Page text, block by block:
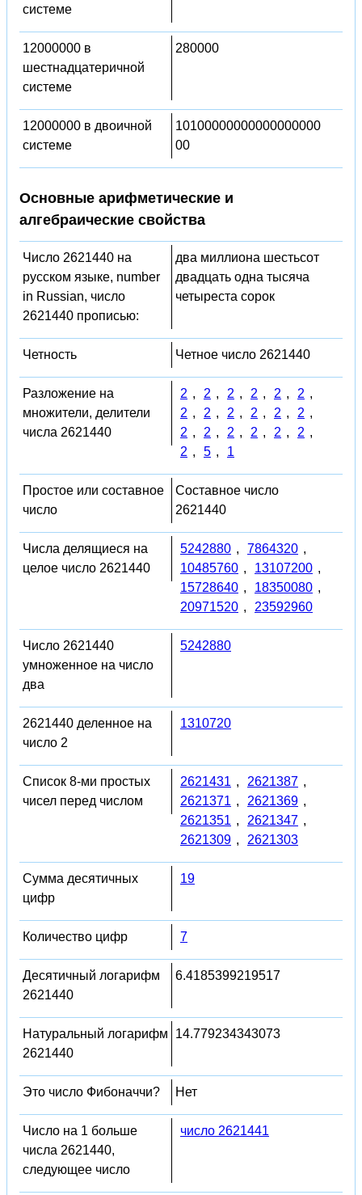
системе
12000000 в
шестнадцатеричной
системе
280000
12000000 в двоичной
системе
10100000000000000000
00
Основные арифметические и
алгебраические свойства
Число 2621440 на
русском языке, number
in Russian, число
2621440 прописью:
два миллиона шестьсот
двадцать одна тысяча
четыреста сорок
Четность Четное число 2621440
Разложение на
множители, делители
числа 2621440
2 , 2 , 2 , 2 , 2 , 2 ,
2 , 2 , 2 , 2 , 2 , 2 ,
2 , 2 , 2 , 2 , 2 , 2 ,
2 , 5 , 1
Простое или составное
число
Составное число
2621440
Числа делящиеся на
целое число 2621440
5242880 , 7864320 ,
10485760 , 13107200 ,
15728640 , 18350080 ,
20971520 , 23592960
Число 2621440
умноженное на число
два
5242880
2621440 деленное на
число 2
1310720
Список 8-ми простых
чисел перед числом
2621431 , 2621387 ,
2621371 , 2621369 ,
2621351 , 2621347 ,
2621309 , 2621303
Сумма десятичных
цифр
19
Количество цифр 7
Десятичный логарифм
2621440
6.4185399219517
Натуральный логарифм
2621440
14.779234343073
Это число Фибоначчи? Нет
Число на 1 больше
числа 2621440,
следующее число
число 2621441